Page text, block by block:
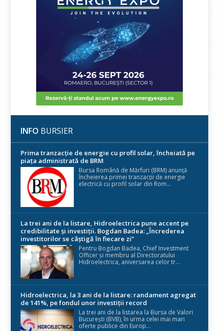
INFO BURSIER
Prima tranzacție de energie cu profil solar, încheiată pe
piața administrată de BRM
Bursa Română de Mărfuri (BRM) anunță
încheierea primei tranzacții de energie
electrică cu profil solar din Rom...
La trei ani de la listare, Hidroelectrica pune accent pe
credibilitate și investiții. Bogdan Badea: „Încrederea
investitorilor se câștigă în fiecare zi”
Pentru Bogdan Badea, Chief Investment
Officer și membru al Directoratului
Hidroelectrica, aniversarea celor tr...
Hidroelectrica, la 3 ani de la listare: randament agregat
de 141%, pe fondul unor investiții record
La trei ani de la listarea la Bursa de Valori
București (BVB), în urma celei mai mari
oferte publice din Europ...